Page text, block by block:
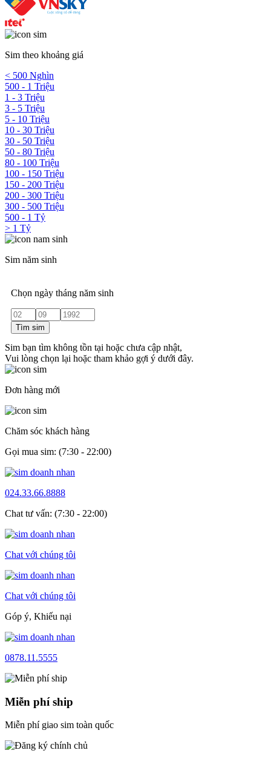
Sim theo khoảng giá
< 500 Nghìn
500 - 1 Triệu
1 - 3 Triệu
3 - 5 Triệu
5 - 10 Triệu
10 - 30 Triệu
30 - 50 Triệu
50 - 80 Triệu
80 - 100 Triệu
100 - 150 Triệu
150 - 200 Triệu
200 - 300 Triệu
300 - 500 Triệu
500 - 1 Tỷ
> 1 Tỷ
Sim năm sinh
Chọn ngày tháng năm sinh
Tìm sim
Sim bạn tìm không tồn tại hoặc chưa cập nhật,
Vui lòng chọn lại hoặc tham khảo gợi ý dưới đây.
Đơn hàng mới
Chăm sóc khách hàng
Gọi mua sim: (7:30 - 22:00)
024.33.66.8888
Chat tư vấn: (7:30 - 22:00)
Chat với chúng tôi
Chat với chúng tôi
Góp ý, Khiếu nại
0878.11.5555
Miễn phí ship
Miễn phí giao sim toàn quốc